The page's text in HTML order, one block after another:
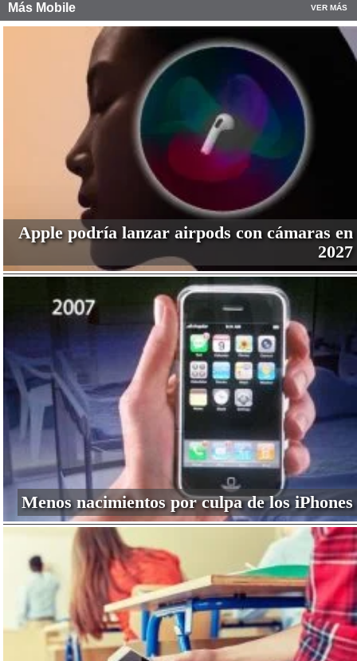
Más Mobile VER MÁS
Apple podría lanzar airpods con cámaras en
2027
Menos nacimientos por culpa de los iPhones